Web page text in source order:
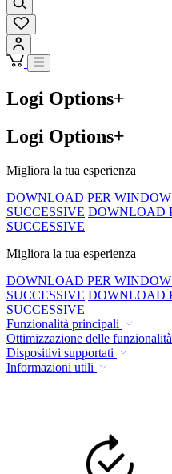
Logi Options+
Logi Options+
Migliora la tua esperienza
DOWNLOAD PER
SUCCESSIVE DOWNLOAD
SUCCESSIVE
Migliora la tua esperienza
DOWNLOAD PER
SUCCESSIVE DOWNLOAD
SUCCESSIVE
Funzionalità principali
Ottimizzazione delle
Dispositivi supportati
Informazioni utili